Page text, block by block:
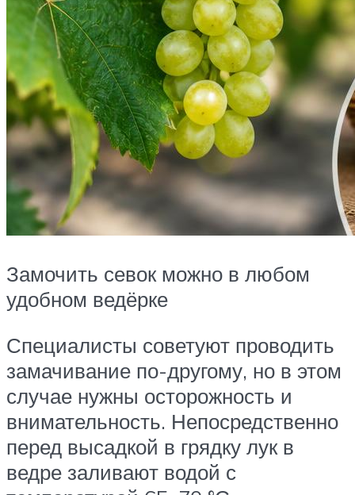
Замочить севок можно в любом
удобном ведёрке
Специалисты советуют проводить
замачивание по-другому, но в этом
случае нужны осторожность и
внимательность. Непосредственно
перед высадкой в грядку лук в
ведре заливают водой с